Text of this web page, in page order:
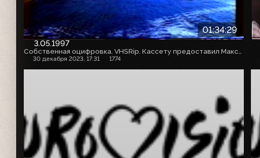
01:34:29
3.05.1997
30 декабря 2023, 17:31 1774